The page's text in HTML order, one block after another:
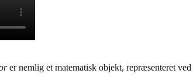
er nemlig et matematisk objekt, repræsenteret ved